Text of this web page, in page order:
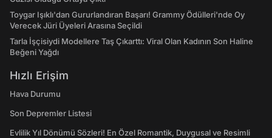
Toygar Işıklı'dan Gururlandıran Başarı! Grammy Ödülleri'nde Oy
Verecek Jüri Üyeleri Arasına Seçildi
Tarla İşçisiydi Modellere Taş Çıkarttı: Viral Olan Kadının Son Haline
Beğeni Yağdı
Hızlı Erişim
Hava Durumu
Son Depremler Listesi
Evlilik Yıl Dönümü Sözleri! En Özel Romantik, Duygusal ve Resimli